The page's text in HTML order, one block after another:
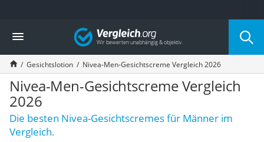
Die beliebtesten Vergleiche nach Kategorie
Drogerie
Inhalator
Haarschneider
Rollator
Braun Rasierer
Katzenklappe (Chip)
Rasierer
Masturbator
Vergleich
Gesichtslotion Nivea-Men-Gesichtscreme Vergleich 2026
Nivea-Men-Gesichtscreme Vergleich
2026
Die besten Nivea-Gesichtscremes für Männer im
Vergleich.